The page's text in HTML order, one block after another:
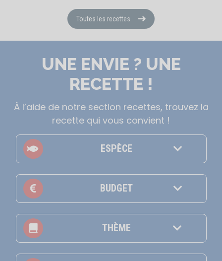
Toutes les recettes
UNE ENVIE ? UNE
RECETTE !
À l’aide de notre section recettes, trouvez la
recette qui vous convient !
ESPÈCE
BUDGET
THÈME